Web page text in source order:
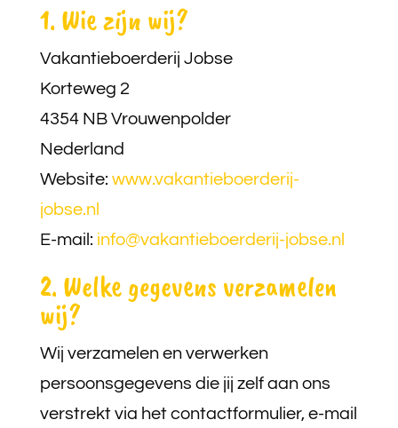
1. Wie zijn wij?
Vakantieboerderij Jobse
Korteweg 2
4354 NB Vrouwenpolder
Nederland
Website: www.vakantieboerderij-
jobse.nl
E-mail: info@vakantieboerderij-jobse.nl
2. Welke gegevens verzamelen
wij?
Wij verzamelen en verwerken
persoonsgegevens die jij zelf aan ons
verstrekt via het contactformulier, e-mail